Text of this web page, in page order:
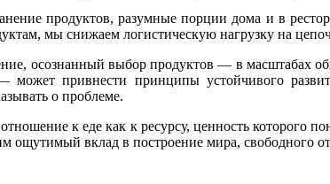
продуктов, разумные порции дома и в
мы снижаем логистическую нагрузку на
осознанный выбор продуктов — в
привнести принципы устойчивого
о проблеме.
к еде как к ресурсу, ценность
вклад в построение мира, свободного от